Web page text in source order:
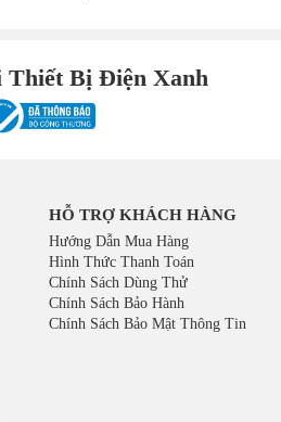
Thiết Bị Điện Xanh
HỖ TRỢ KHÁCH HÀNG
Hướng Dẫn Mua Hàng
Hình Thức Thanh Toán
Chính Sách Dùng Thử
Chính Sách Bảo Hành
Chính Sách Bảo Mật Thông Tin